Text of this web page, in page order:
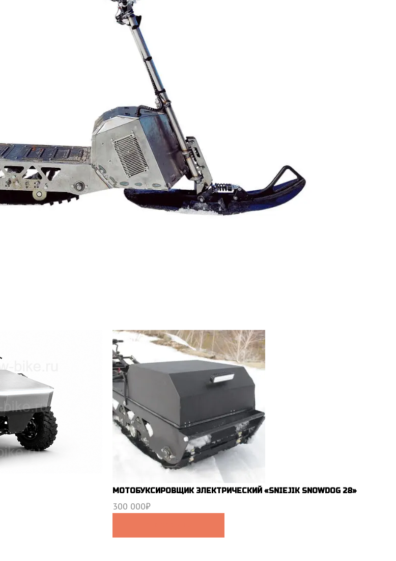
МОТОБУКСИРОВЩИК ЭЛЕКТРИЧЕСКИЙ «SNIEJIK SNOWDOG 28»
300 000₽